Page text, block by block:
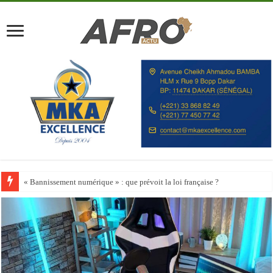
Happy City Index 2026 : aucune ville africaine parmi les 200 premières